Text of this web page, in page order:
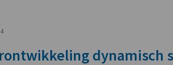
dynamisch